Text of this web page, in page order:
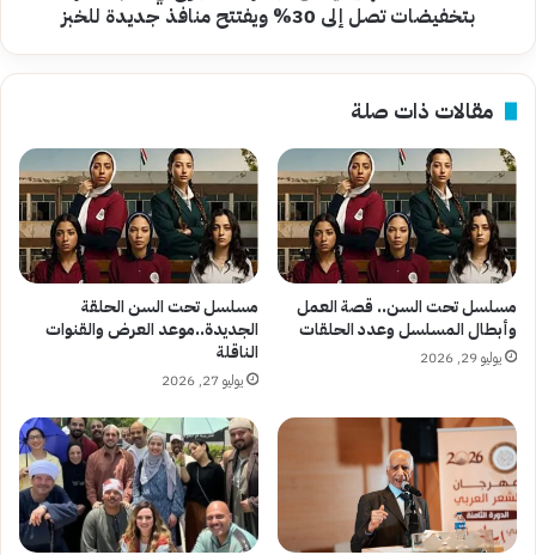
30%
ويفتتح
جديدة
بتخفيضات تصل إلى 30% ويفتتح منافذ جديدة للخبز
مقالات ذات صلة
مسلسل تحت السن.. قصة العمل
وأبطال المسلسل وعدد الحلقات
يوليو 29, 2026
مسلسل تحت السن الحلقة
الجديدة..موعد العرض والقنوات
الناقلة
يوليو 27, 2026